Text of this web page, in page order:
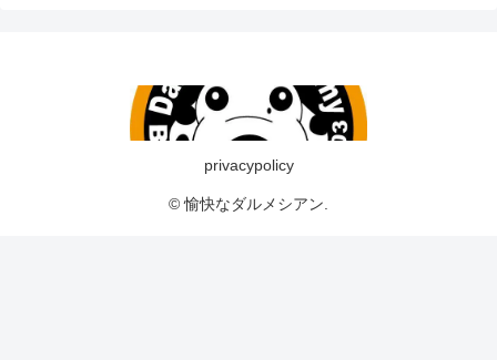
privacypolicy
© 愉快なダルメシアン.